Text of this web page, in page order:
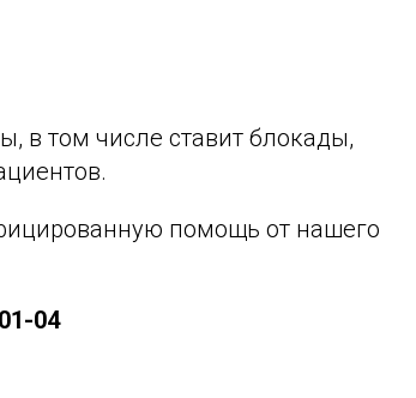
в том числе ставит блокады,
помощь от нашего
04